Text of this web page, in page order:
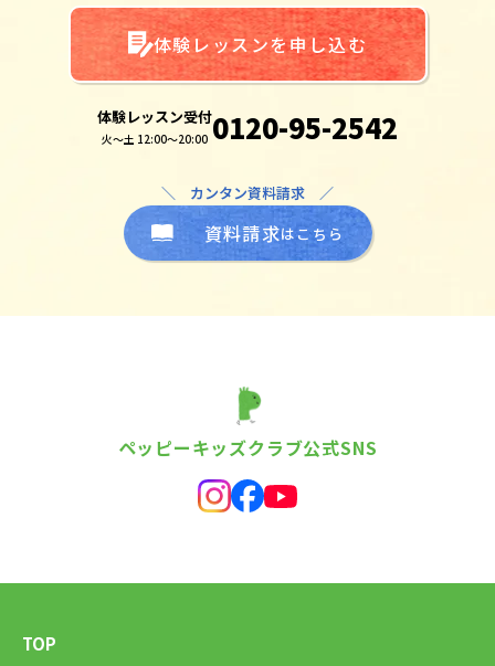
体験レッスンを申し込む
体験レッスン受付
火～土 12:00～20:00 0120-95-2542
＼ カンタン資料請求 ／
資料請求はこちら
ペッピーキッズクラブ公式SNS
TOP